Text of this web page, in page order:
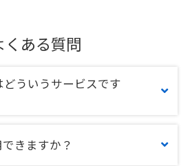
くある質問
どういうサービスです
きますか？